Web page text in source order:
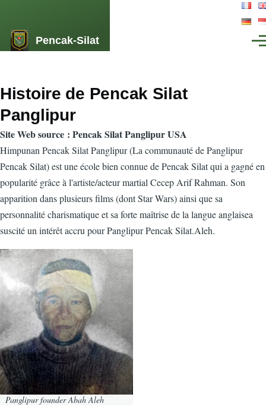
Pencak-Silat
Histoire de Pencak Silat
Panglipur
Site Web source : Pencak Silat Panglipur USA
Himpunan Pencak Silat Panglipur (La communauté de Panglipur
Pencak Silat) est une école bien connue de Pencak Silat qui a gagné en
popularité grâce à l'artiste/acteur martial Cecep Arif Rahman. Son
apparition dans plusieurs films (dont Star Wars) ainsi que sa
personnalité charismatique et sa forte maîtrise de la langue anglaisea
suscité un intérêt accru pour Panglipur Pencak Silat.Aleh.
Panglipur founder Abah Aleh